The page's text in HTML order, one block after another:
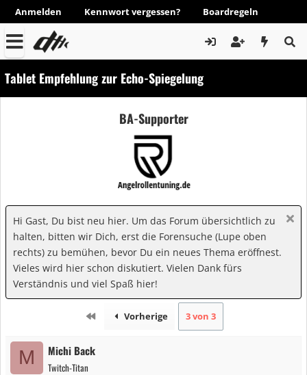
Anmelden Kennwort vergessen? Boardregeln
Tablet Empfehlung zur Echo-Spiegelung
BA-Supporter
Hi Gast, Du bist neu hier. Um das Forum übersichtlich zu
halten, bitten wir Dich, erst die Forensuche (Lupe oben
rechts) zu bemühen, bevor Du ein neues Thema eröffnest.
Vieles wird hier schon diskutiert. Vielen Dank fürs
Verständnis und viel Spaß hier!
Erste Vorherige 3 von 3
M Michi Back
Twitch-Titan